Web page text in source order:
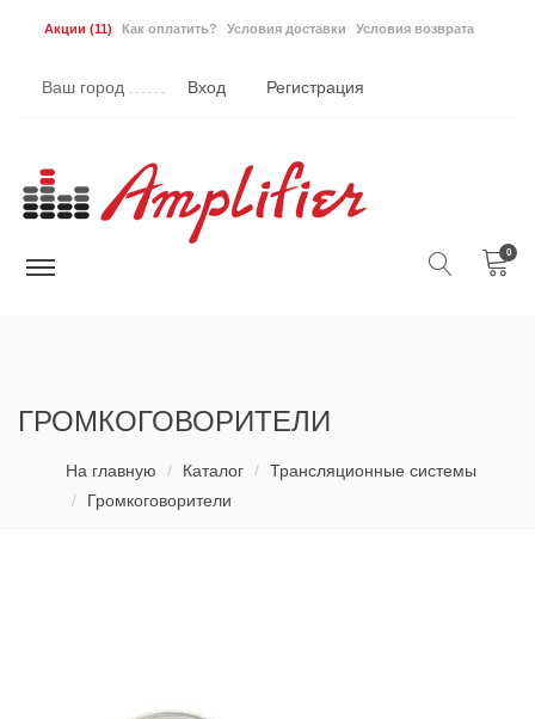
Акции (11) Как оплатить? Условия доставки Условия возврата
Ваш город Вход Регистрация
0
ГРОМКОГОВОРИТЕЛИ
На главную Каталог
Трансляционные системы
Громкоговорители